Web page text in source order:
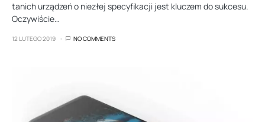
tanich urządzeń o niezłej specyfikacji jest kluczem do sukcesu.
Oczywiście…
12 LUTEGO 2019 NO COMMENTS